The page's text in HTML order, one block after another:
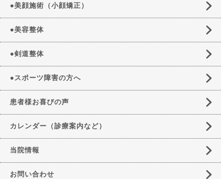
●美顔施術（小顔矯正）
●美容整体
●剣道整体
●スポーツ障害の方へ
患者様お喜びの声
カレンダー（診療案内など）
当院情報
お問い合わせ